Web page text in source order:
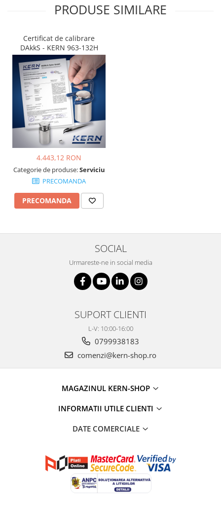
PRODUSE SIMILARE
Certificat de calibrare
DAkkS - KERN 963-132H
4.443,12 RON
Categorie de produse:Serviciu
PRECOMANDA
PRECOMANDA
SOCIAL
Urmareste-ne in social media
SUPORT CLIENTI
L-V: 10:00-16:00
0799938183
comenzi@kern-shop.ro
MAGAZINUL KERN-SHOP
INFORMATII UTILE CLIENTI
DATE COMERCIALE